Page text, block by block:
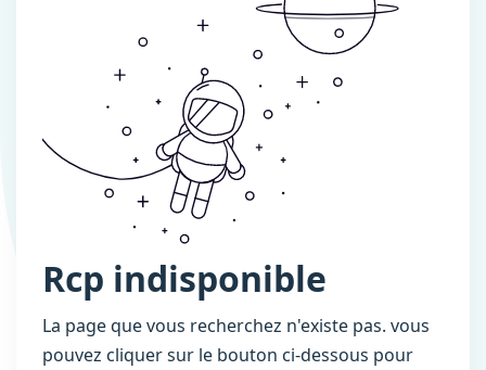
Rcp indisponible
La page que vous recherchez n'existe pas. vous
pouvez cliquer sur le bouton ci-dessous pour